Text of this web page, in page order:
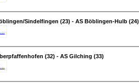
Sindelfingen (23) - AS Böblingen-Hulb (24)
(32) - AS Gilching (33)